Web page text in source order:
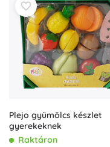
Plejo gyümölcs készlet
gyerekeknek
Raktáron